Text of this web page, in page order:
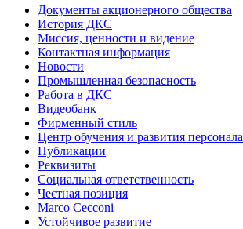
Документы акционерного общества
История ДКС
Миссия, ценности и видение
Контактная информация
Новости
Промышленная безопасность
Работа в ДКС
Видеобанк
Фирменный стиль
Центр обучения и развития персонала
Публикации
Реквизиты
Социальная ответственность
Честная позиция
Marco Cecconi
Устойчивое развитие